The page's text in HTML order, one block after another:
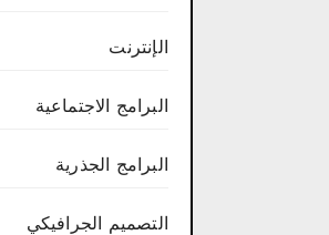
الإنترنت
البرامج الاجتماعية
البرامج الجذرية
التصميم الجرافيكي